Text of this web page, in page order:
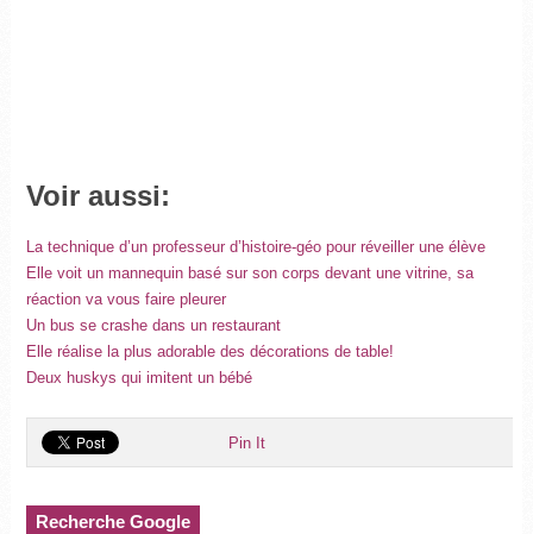
Voir aussi:
La technique d’un professeur d’histoire-géo pour réveiller une élève
Elle voit un mannequin basé sur son corps devant une vitrine, sa
réaction va vous faire pleurer
Un bus se crashe dans un restaurant
Elle réalise la plus adorable des décorations de table!
Deux huskys qui imitent un bébé
Pin It
Recherche Google